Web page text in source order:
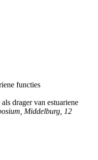
functies
drager van estuariene
Middelburg, 12